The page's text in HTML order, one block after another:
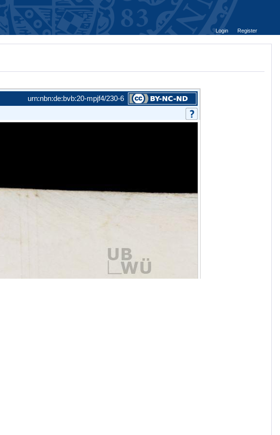
Login
Register